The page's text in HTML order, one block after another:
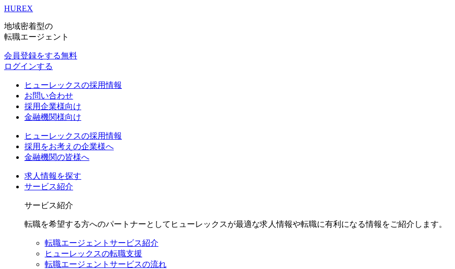
HUREX
地域密着型の
転職エージェント
会員登録をする無料
ログインする
ヒューレックスの採用情報
お問い合わせ
採用企業様向け
金融機関様向け
ヒューレックスの採用情報
採用をお考えの企業様へ
金融機関の皆様へ
求人情報を探す
サービス紹介
サービス紹介
転職を希望する方へのパートナーとしてヒューレックスが最適な求人情報や転職に有利になる情報をご紹介します。
転職エージェントサービス紹介
ヒューレックスの転職支援
転職エージェントサービスの流れ